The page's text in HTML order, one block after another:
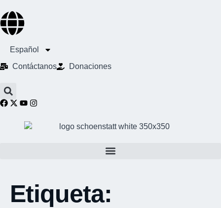
Español
Contáctanos
Donaciones
Etiqueta: